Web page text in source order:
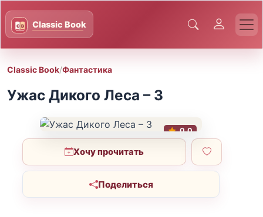
Classic Book/Фантастика
Ужас Дикого Леса – 3
0.0
Хочу прочитать
Поделиться